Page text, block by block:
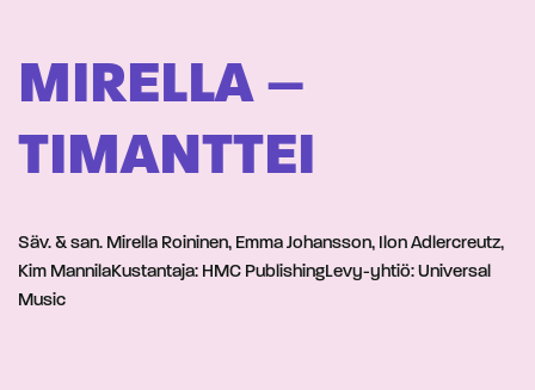
MIRELLA –
TIMANTTEI
Säv. & san. Mirella Roininen, Emma Johansson, Ilon Adlercreutz,
Kim MannilaKustantaja: HMC PublishingLevy-yhtiö: Universal
Music